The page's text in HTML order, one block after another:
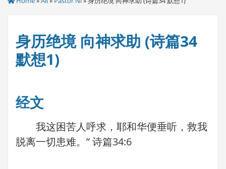
身历绝境 向神求助 (诗篇34
默想1)
经文
我这困苦人呼求，耶和华便垂听，救我
脱离一切患难。” 诗篇34:6